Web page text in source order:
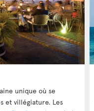
unique où se
et villégiature. Les